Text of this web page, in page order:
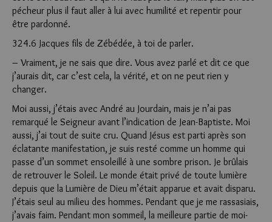
pécheur plus il faut aller à lui avec humilité et repentir pour
être pardonné.
324.6 Jacques fils de Zébédée, à toi de parler.
– Vraiment, je ne sais que dire. Vous avez parlé et dit ce que
j’aurais dit, car c’est cela, la vérité, et on ne peut rien y
changer.
Moi aussi, j’étais avec André au Jourdain, mais je n’ai pas
remarqué le Seigneur avant l’indication de Jean-Baptiste. Moi
aussi, j’ai tout de suite cru. Quand Jésus est parti après son
éclatante manifestation, je suis resté comme un homme qui
passe d’un sommet ensoleillé à une sombre prison. Je brûlais
de retrouver le Soleil. Le monde était privé de toute lumière
depuis que la Lumière de Dieu m’était apparue et avait disparu.
J’étais seul au milieu des hommes. Pendant que je me rassasiais,
j’avais faim. Pendant mon sommeil, la meilleure partie de moi-